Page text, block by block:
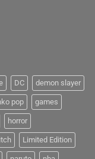
DC demon slayer
pop games
horror
Limited Edition